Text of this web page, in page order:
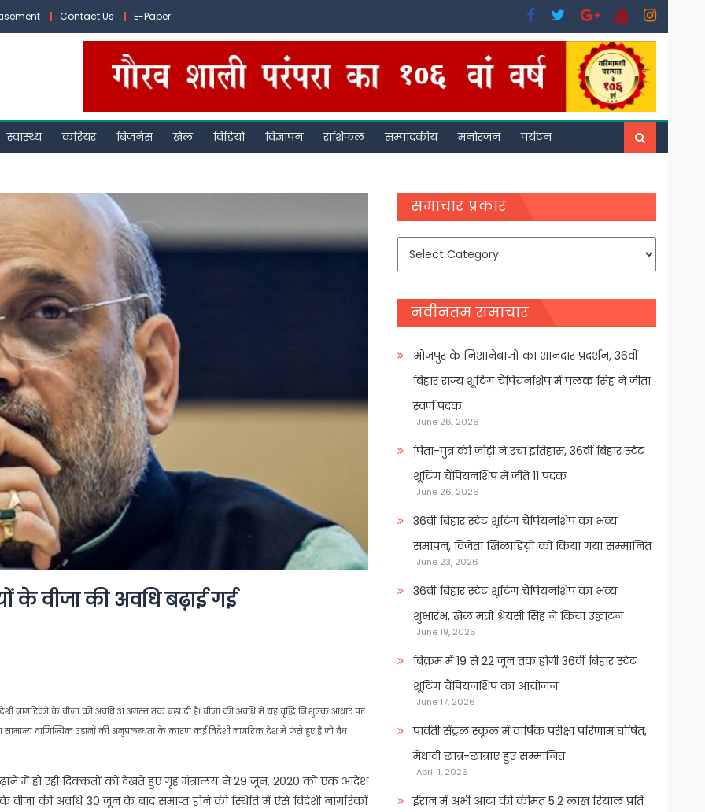
Contact Us E-Paper
स्वास्थ्य करियर बिजनेस खेल विडियो विज्ञापन राशिफल सम्पादकीय मनोरंजन पर्यटन
के वीजा की अवधि बढ़ाई गई
नागरिकों के वीजा की अवधि 31 अगस्त तक बढ़ा दी है। वीजा की अवधि में यह वृद्धि नि:शुल्क आधार पर
सामान्य वाणिज्यिक उड़ानों की अनुपलब्धता के कारण कई विदेशी नागरिक देश में फंसे हुए हैं जो वैध
में हो रही दिक्कतों को देखते हुए गृह मंत्रालय ने 29 जून, 2020 को एक आदेश
की अवधि 30 जून के बाद समाप्त होने की स्थिति में ऐसे विदेशी नागरिकों
समाचार प्रकार
समाचार
नवीनतम समाचार
भोजपुर के निशानेबाजों का शानदार प्रदर्शन, 36वीं
बिहार राज्य शूटिंग चैंपियनशिप में पलक सिंह ने जीता
स्वर्ण पदक
June 26, 2026
पिता-पुत्र की जोड़ी ने रचा इतिहास, 36वीं बिहार स्टेट
शूटिंग चैंपियनशिप में जीते 11 पदक
June 26, 2026
36वीं बिहार स्टेट शूटिंग चैंपियनशिप का भव्य
समापन, विजेता खिलाडिय़ों को किया गया सम्मानित
June 23, 2026
36वीं बिहार स्टेट शूटिंग चैंपियनशिप का भव्य
शुभारंभ, खेल मंत्री श्रेयसी सिंह ने किया उद्घाटन
June 19, 2026
बिक्रम में 19 से 22 जून तक होगी 36वीं बिहार स्टेट
शूटिंग चैंपियनशिप का आयोजन
June 17, 2026
पार्वती सेंट्रल स्कूल में वार्षिक परीक्षा परिणाम घोषित,
मेधावी छात्र-छात्राएं हुए सम्मानित
April 1, 2026
ईरान में अभी आटा की कीमत 5.2 लाख रियाल प्रति